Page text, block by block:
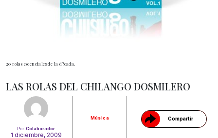
20 rolas escenciales de la d?cada.
PorColaborador
1 diciembre, 2009
Música Compartir
LAS ROLAS DEL CHILANGO DOSMILERO